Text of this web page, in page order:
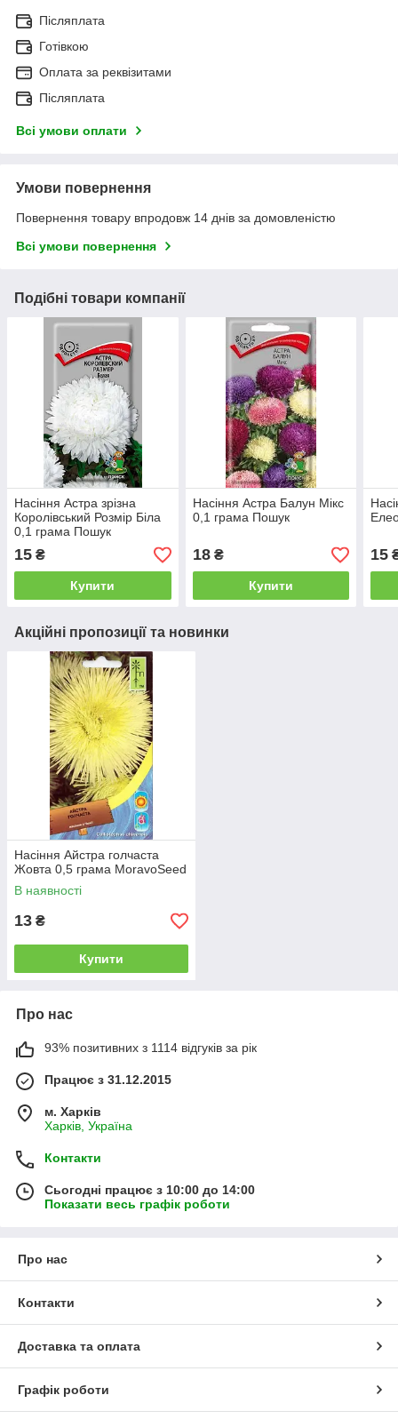
Післяплата
Готівкою
Оплата за реквізитами
Післяплата
Всі умови оплати
Умови повернення
Повернення товару впродовж 14 днів за домовленістю
Всі умови повернення
Подібні товари компанії
Насіння Астра зрізна
Королівський Розмір Біла
0,1 грама Пошук
15 ₴
Купити
Насіння Астра Балун Мікс
0,1 грама Пошук
18₴
Купити
15
Акційні пропозиції та новинки
Насіння Айстра голчаста
Жовта 0,5 грама MoravoSeed
В наявності
13 ₴
Купити
Про нас
93% позитивних з 1114 відгуків за рік
Працює з 31.12.2015
м. Харків
Харків, Україна
Контакти
Сьогодні працює з 10:00 до 14:00
Показати весь графік роботи
Про нас
Контакти
Доставка та оплата
Графік роботи